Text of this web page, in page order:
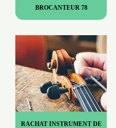
BROCANTEUR 78
RACHAT INSTRUMENT DE